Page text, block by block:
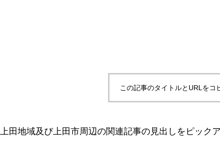
この記事のタイトルとURLをコ
上田地域及び上田市周辺の関連記事の見出しをピック